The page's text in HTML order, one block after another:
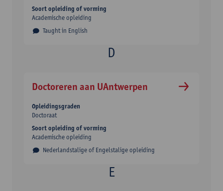
Taught in English
Soort opleiding of vorming
Academische opleiding
Doctoreren aan UAntwerpen
Nederlandstalige of Engelstalige opleiding
Opleidingsgraden
Doctoraat
Soort opleiding of vorming
Academische opleiding